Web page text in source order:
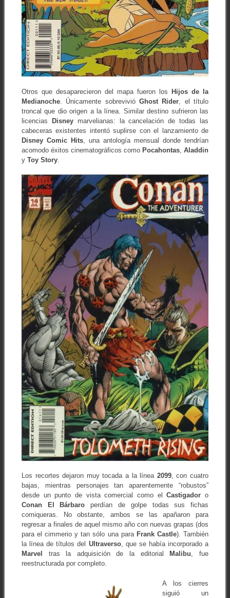
Otros que desaparecieron del mapa fueron losHijos de la
Medianoche. Únicamente sobrevivió Ghost Rider , el título
troncal que dio origen a la línea. Similar destino sufrieron las
licencias Disneymarvelianas: la cancelación de todas las
cabeceras existentes intentó suplirse con el lanzamiento de
Disney Comic Hits, una antología mensual donde tendrían
acomodo éxitos cinematográficos comoPocahontas ,Aladdin
y Toy Story.
Los recortes dejaron muy tocada a la línea 2099, con cuatro
bajas, mientras personajes tan aparentemente “robustos”
desde un punto de vista comercial como elCastigador o
Conan El Bárbaro perdían de golpe todas sus fichas
comiqueras. No obstante, ambos se las apañaron para
regresar a finales de aquel mismo año con nuevas grapas (dos
para el cimmerio y tan sólo una para Frank Castle). También
la línea de títulos del Ultraverso, que se había incorporado a
Marvel
tras la adquisición de la editorial Malibu, fue
reestructurada por completo.
A los cierres
siguió un